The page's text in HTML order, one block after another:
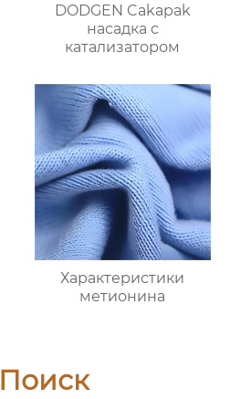
DODGEN Cakapak
насадка с
катализатором
Характеристики
метионина
Поиск